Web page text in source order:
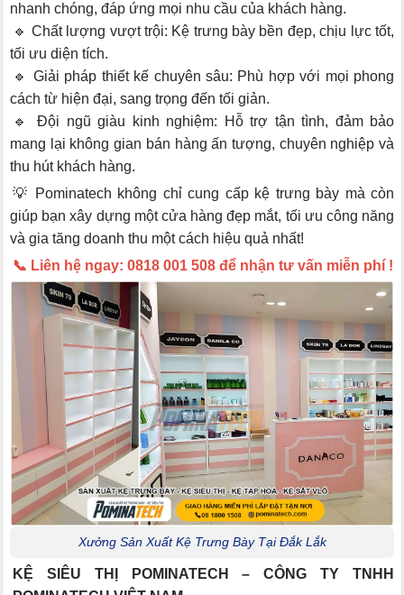
nhanh chóng, đáp ứng mọi nhu cầu của khách hàng.
🔹 Chất lượng vượt trội: Kệ trưng bày bền đẹp, chịu lực tốt,
tối ưu diện tích.
🔹 Giải pháp thiết kế chuyên sâu: Phù hợp với mọi phong
cách từ hiện đại, sang trọng đến tối giản.
🔹 Đội ngũ giàu kinh nghiệm: Hỗ trợ tận tình, đảm bảo
mang lại không gian bán hàng ấn tượng, chuyên nghiệp và
thu hút khách hàng.
💡 Pominatech không chỉ cung cấp kệ trưng bày mà còn
giúp bạn xây dựng một cửa hàng đẹp mắt, tối ưu công năng
và gia tăng doanh thu một cách hiệu quả nhất!
📞 Liên hệ ngay: 0818 001 508 để nhận tư vấn miễn phí !
Xưởng Sản Xuất Kệ Trưng Bày Tại Đắk Lắk
KỆ SIÊU THỊ POMINATECH – CÔNG TY TNHH